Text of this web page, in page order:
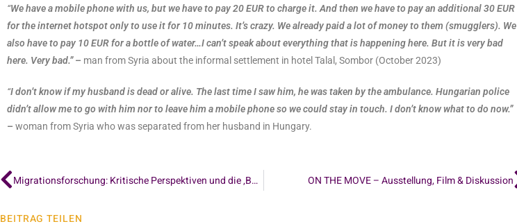
“We have a mobile phone with us, but we have to pay 20 EUR to charge it. And then we have to pay an additional 30 EUR
for the internet hotspot only to use it for 10 minutes. It’s crazy. We already paid a lot of money to them (smugglers). We
also have to pay 10 EUR for a bottle of water…I can’t speak about everything that is happening here. But it is very bad
here. Very bad.”– man from Syria about the informal settlement in hotel Talal, Sombor (October 2023)
“I don’t know if my husband is dead or alive. The last time I saw him, he was taken by the ambulance. Hungarian police
didn’t allow me to go with him nor to leave him a mobile phone so we could stay in touch. I don’t know what to do now.”
– woman from Syria who was separated from her husband in Hungary.
Migrationsforschung: Kritische Perspektiven und die ‚Balkanroute‘ ON THE MOVE – Ausstellung, Film & Diskussion
BEITRAG TEILEN